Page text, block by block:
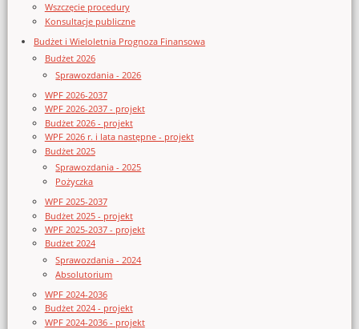
Wszczęcie procedury
Konsultacje publiczne
Budżet i Wieloletnia Prognoza Finansowa
Budżet 2026
Sprawozdania - 2026
WPF 2026-2037
WPF 2026-2037 - projekt
Budżet 2026 - projekt
WPF 2026 r. i lata następne - projekt
Budżet 2025
Sprawozdania - 2025
Pożyczka
WPF 2025-2037
Budżet 2025 - projekt
WPF 2025-2037 - projekt
Budżet 2024
Sprawozdania - 2024
Absolutorium
WPF 2024-2036
Budżet 2024 - projekt
WPF 2024-2036 - projekt